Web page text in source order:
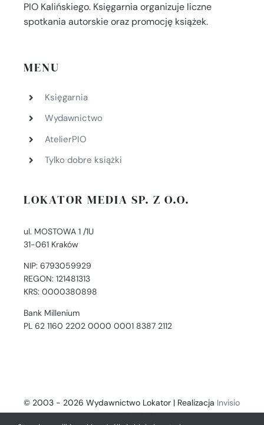
PIO Kalińskiego. Księgarnia organizuje liczne
spotkania autorskie oraz promocję książek.
MENU
Księgarnia
Wydawnictwo
AtelierPIO
Tylko dobre książki
LOKATOR MEDIA SP. Z O.O.
ul. MOSTOWA 1 /1U
31-061 Kraków
NIP: 6793059929
REGON: 121481313
KRS: 0000380898
Bank Millenium
PL 62 1160 2202 0000 0001 8387 2112
© 2003 - 2026 Wydawnictwo Lokator | Realizacja Invisio
- Digital Solutions